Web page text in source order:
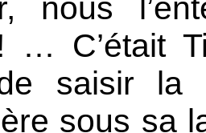
nous
… C’était
saisir la
sous sa